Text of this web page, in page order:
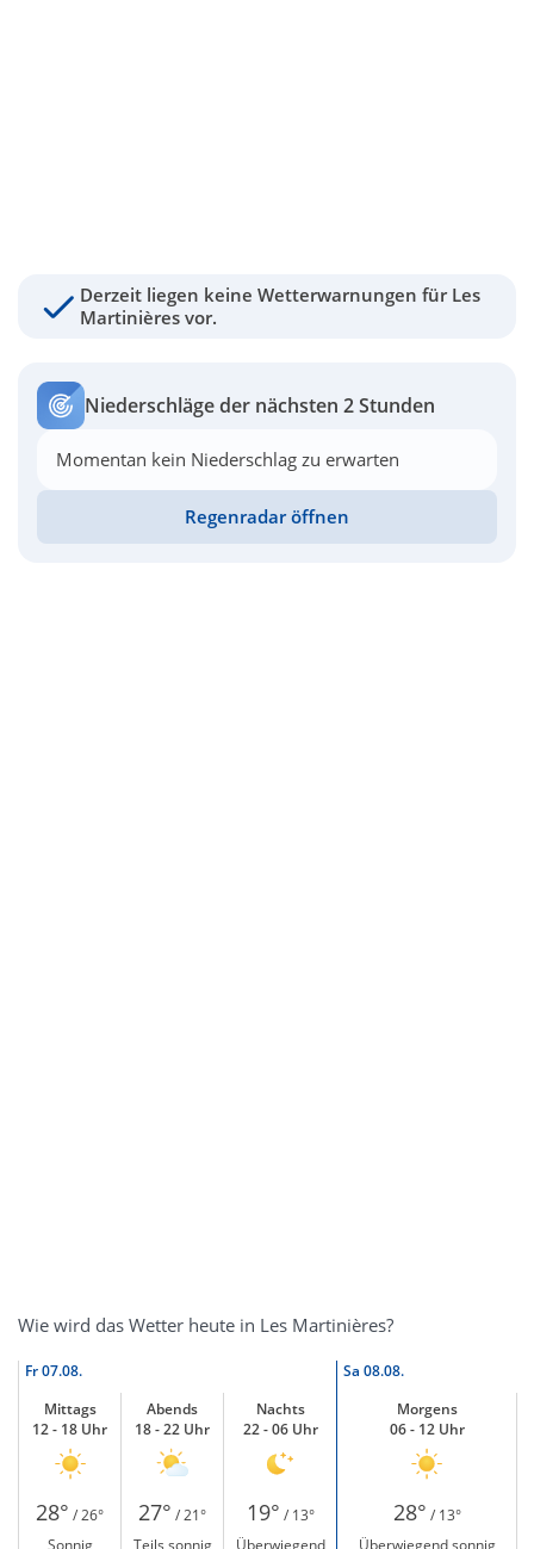
Derzeit liegen keine Wetterwarnungen für Les
Martinières vor.
Niederschläge der nächsten 2 Stunden
Momentan kein Niederschlag zu erwarten
Regenradar öffnen
Wie wird das Wetter heute in Les Martinières?
Fr07.08. Sa 08.08.
Mittags
12 - 18 Uhr
Abends
18 - 22 Uhr
Nachts
22 - 06 Uhr
Morgens
06 - 12 Uhr
28° / 26° 27° / 21° 19° / 13° 28° / 13°
Sonnig
Teils sonnig
Überwiegend
Überwiegend sonnig